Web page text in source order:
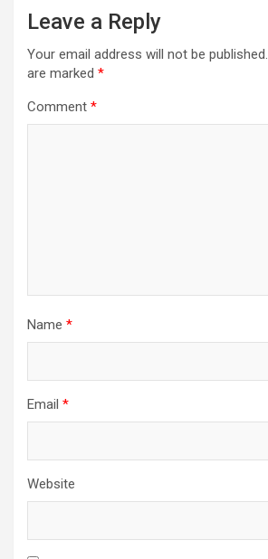
Leave a Reply
Your email address will not be published.
are marked *
Comment *
Name *
Email *
Website